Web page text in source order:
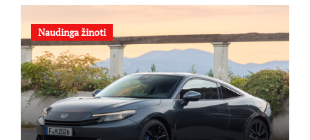
Naudinga žinoti